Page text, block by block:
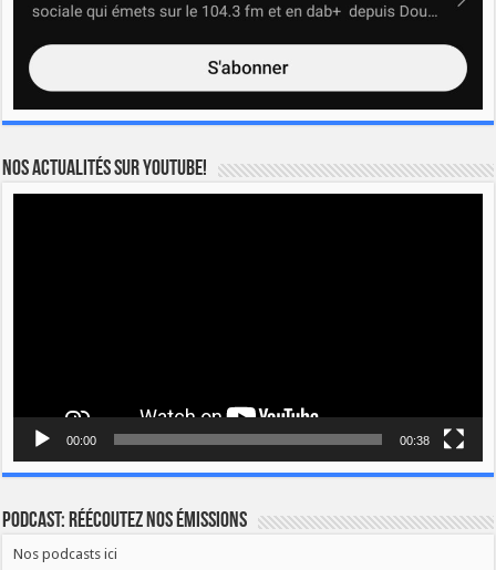
Nos actualités sur YOUTUBE!
00:00 00:38
Podcast: Réécoutez nos émissions
Nos podcasts ici